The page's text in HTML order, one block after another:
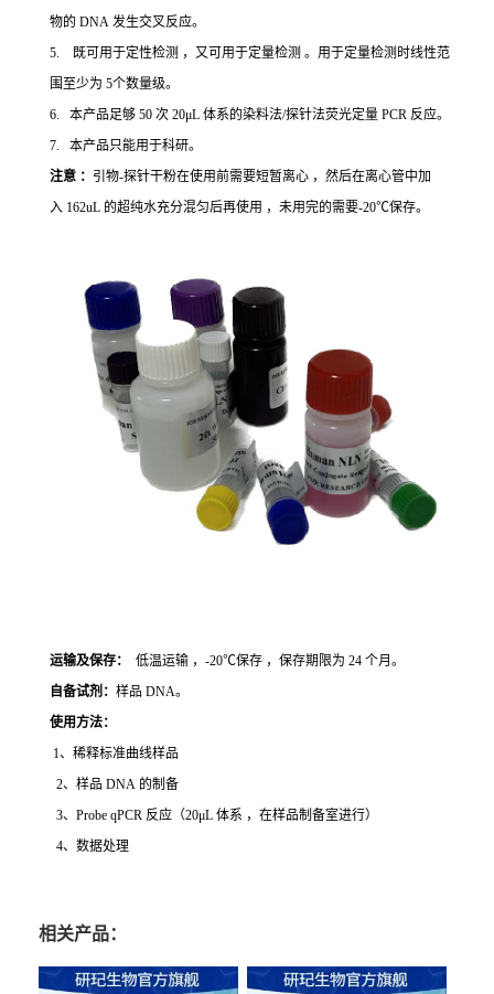
物的 DNA 发生交叉反应。
5. 既可用于定性检测 ，又可用于定量检测 。用于定量检测时线性范
围至少为 5个数量级。
6. 本产品足够 50 次 20μL 体系的染料法/探针法荧光定量 PCR 反应。
7. 本产品只能用于科研。
注意 ： 引物-探针干粉在使用前需要短暂离心 ，然后在离心管中加
入 162uL 的超纯水充分混匀后再使用 ，未用完的需要-20℃保存。
运输及保存：
低温运输 ，-20℃保存 ，保存期限为 24 个月。
自备试剂： 样品 DNA。
使用方法：
1、稀释标准曲线样品
2、样品 DNA 的制备
3、Probe qPCR 反应（20μL 体系 ，在样品制备室进行）
4、数据处理
相关产品：